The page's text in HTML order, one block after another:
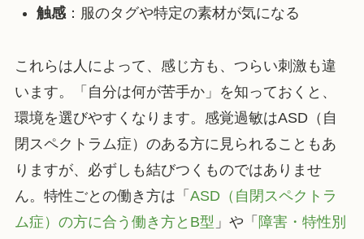
触感：服のタグや特定の素材が気になる
これらは人によって、感じ方も、つらい刺激も違
います。「自分は何が苦手か」を知っておくと、
環境を選びやすくなります。感覚過敏はASD（自
閉スペクトラム症）のある方に見られることもあ
りますが、必ずしも結びつくものではありませ
ん。特性ごとの働き方は「 ASD（自閉スペクトラ
ム症）の方に合う働き方とB型 」や「 障害・特性別